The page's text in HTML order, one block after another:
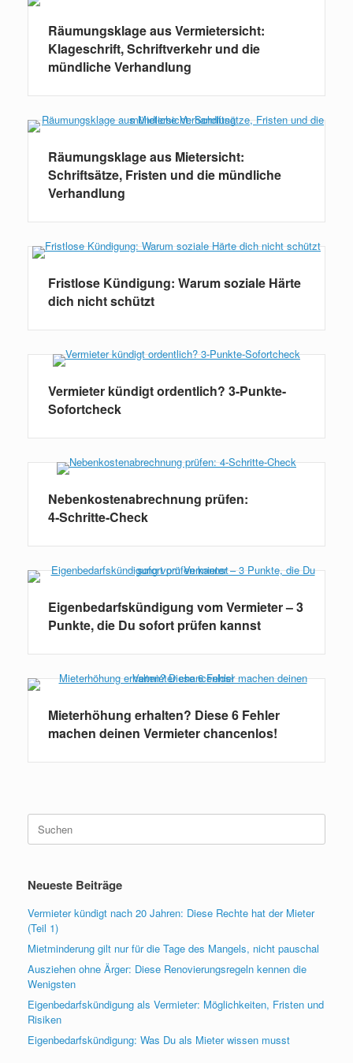
Räumungsklage aus Vermietersicht:
Klageschrift, Schriftverkehr und die
mündliche Verhandlung
Räumungsklage aus Mietersicht:
Schriftsätze, Fristen und die mündliche
Verhandlung
Fristlose Kündigung: Warum soziale Härte
dich nicht schützt
Vermieter kündigt ordentlich? 3-Punkte-
Sofortcheck
Nebenkostenabrechnung prüfen:
4‑Schritte‑Check
Eigenbedarfskündigung vom Vermieter – 3
Punkte, die Du sofort prüfen kannst
Mieterhöhung erhalten? Diese 6 Fehler
machen deinen Vermieter chancenlos!
Suchen
nach:
Neueste Beiträge
Vermieter kündigt nach 20 Jahren: Diese Rechte hat der Mieter
(Teil 1)
Mietminderung gilt nur für die Tage des Mangels, nicht pauschal
Ausziehen ohne Ärger: Diese Renovierungsregeln kennen die
Wenigsten
Eigenbedarfskündigung als Vermieter: Möglichkeiten, Fristen und
Risiken
Eigenbedarfskündigung: Was Du als Mieter wissen musst